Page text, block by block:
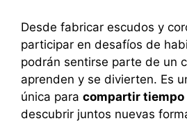
Desde fabricar escudos y
participar en desafíos de
podrán sentirse parte de un
aprenden y se divierten. Es
única para compartir tiempo
descubrir juntos nuevas